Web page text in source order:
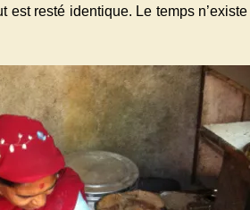
est resté identique. Le temps